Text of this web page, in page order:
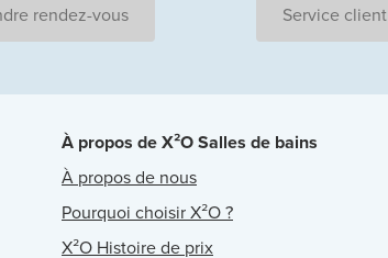
rendez-vous Service client
À propos de X²O Salles de bains
À propos de nous
Pourquoi choisir X²O ?
X²O Histoire de prix